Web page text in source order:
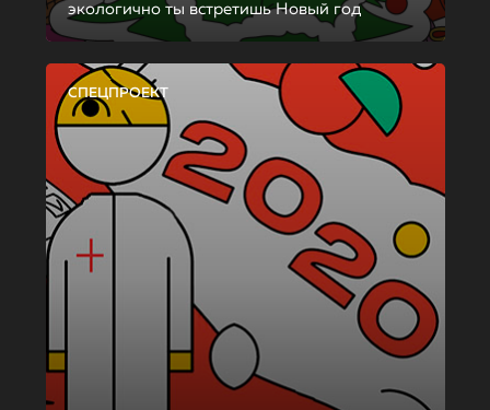
экологично ты встретишь Новый год
СПЕЦПРОЕКТ